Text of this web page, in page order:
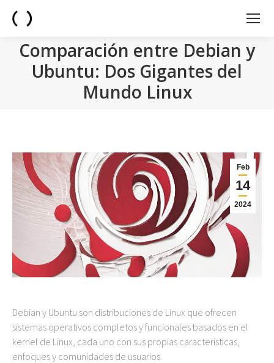
Comparación entre Debian y
Ubuntu: Dos Gigantes del
Mundo Linux
Feb
14
2024
Debian y Ubuntu son distribuciones de Linux que ofrecen
sistemas operativos completos y funcionales basados en el
kernel de Linux, cada uno con sus propias características,
enfoques y comunidades de usuarios.